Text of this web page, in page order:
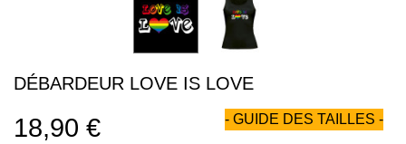
DÉBARDEUR LOVE IS LOVE
18,90 € - GUIDE DES TAILLES -